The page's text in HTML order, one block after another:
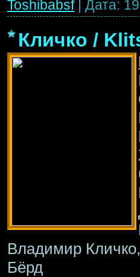
Toshibabsf | Дата:
Кличко /
Владимир
Бёрд